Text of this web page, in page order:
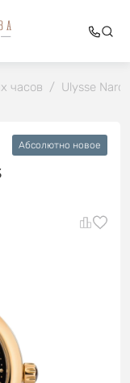
часов / Ulysse
Абсолютно новое